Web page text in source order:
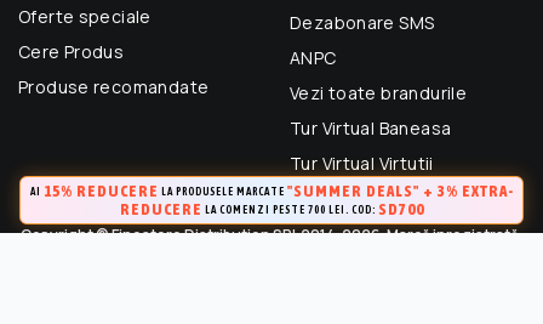
Oferte speciale
Cere Produs
Produse recomandate
Dezabonare SMS
ANPC
Vezi toate brandurile
Tur Virtual Baneasa
Tur Virtual Virtutii
Copyright © Finestore Distribution SRL 2014-2026. Marcă inregistrată.
AI 15% REDUCERE LA PRODUSELE MARCATE "SUMMER DEALS" + 3% EXTRA-
REDUCERE LA COMENZI PESTE 700 LEI. COD: SD700